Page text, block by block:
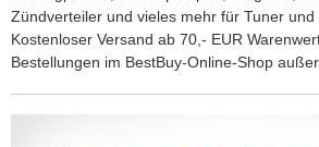
Zündverteiler und vieles mehr für Tuner und
Kostenloser Versand ab 70,- EUR
Bestellungen im BestBuy-Online-Shop